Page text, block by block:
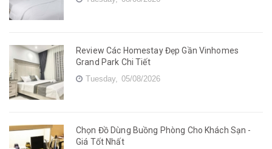
Review Các Homestay Đẹp Gần Vinhomes
Grand Park Chi Tiết
Tuesday, 05/08/2026
Chọn Đồ Dùng Buồng Phòng Cho Khách Sạn -
Giá Tốt Nhất